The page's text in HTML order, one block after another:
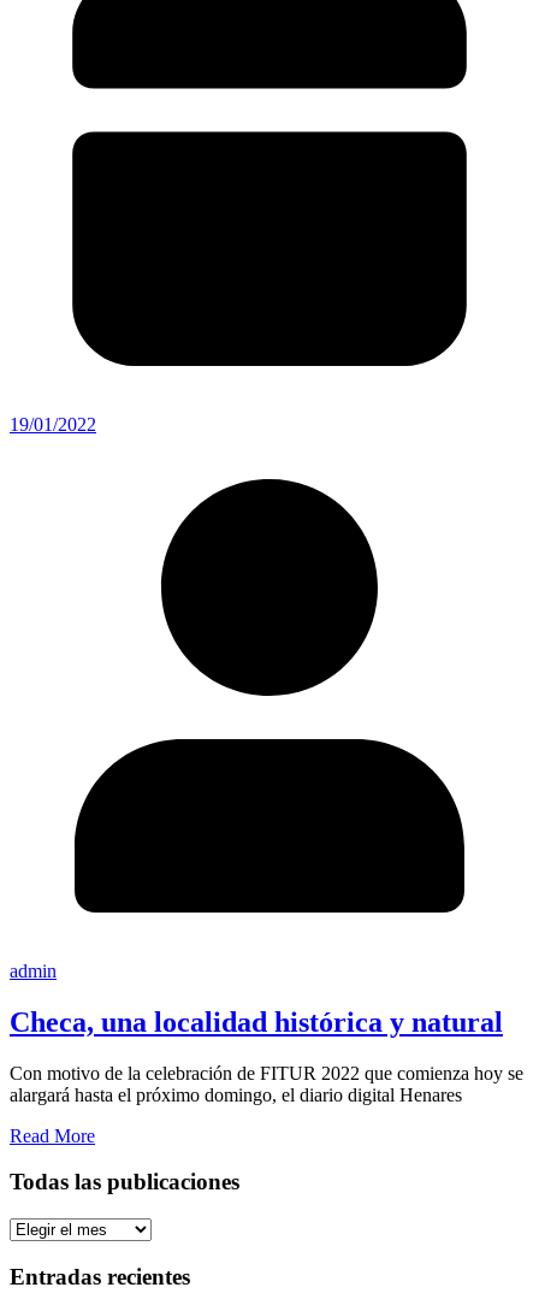
19/01/2022
admin
Checa, una localidad histórica y natural
Con motivo de la celebración de FITUR 2022 que comienza hoy se
alargará hasta el próximo domingo, el diario digital Henares
Read More
Todas las publicaciones
Todas
publicaciones
Entradas recientes